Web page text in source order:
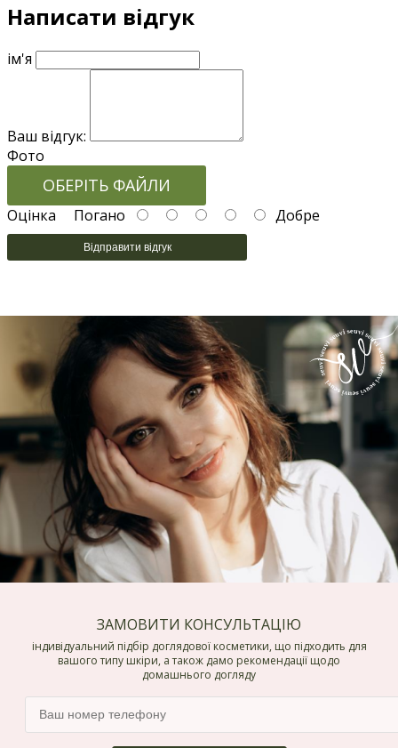
Написати відгук
ім'я
Ваш відгук:
Фото
ОБЕРІТЬ ФАЙЛИ
Оцінка Погано Добре
Відправити відгук
ЗАМОВИТИ КОНСУЛЬТАЦІЮ
індивідуальний підбір доглядової косметики, що підходить для
вашого типу шкіри, а також дамо рекомендації щодо
домашнього догляду